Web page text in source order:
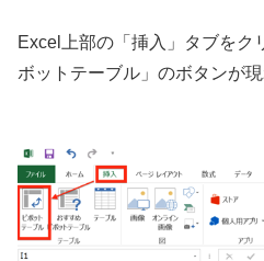
Excel上部の「挿入」タブをク
ボットテーブル」のボタンが